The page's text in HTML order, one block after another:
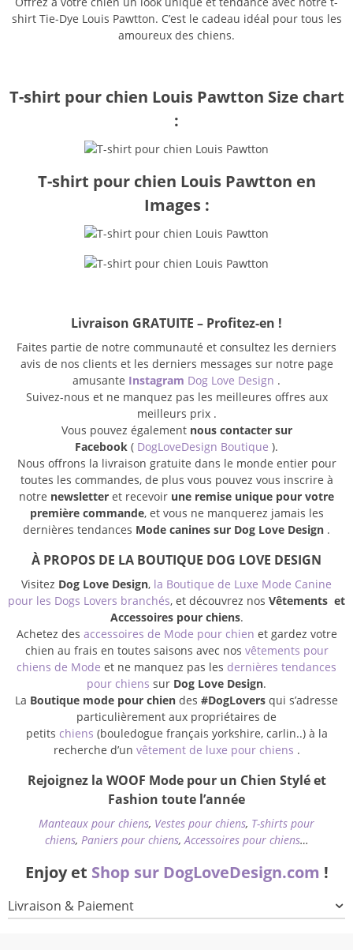
shirt Tie-Dye Louis Pawtton. C’est le cadeau idéal pour tous les
amoureux des chiens.
T-shirt pour chien Louis Pawtton Size chart
:
T-shirt pour chien Louis Pawtton en
Images :
Livraison GRATUITE – Profitez-en !
Faites partie de notre communauté et consultez les derniers
avis de nos clients et les derniers messages sur notre page
amusante Instagram Dog Love Design .
Suivez-nous et ne manquez pas les meilleures offres aux
meilleurs prix .
Vous pouvez également nous contacter sur
Facebook ( DogLoveDesign Boutique ).
Nous offrons la livraison gratuite dans le monde entier pour
toutes les commandes, de plus vous pouvez vous inscrire à
notre newsletter et recevoir une remise unique pour votre
première commande, et vous ne manquerez jamais les
dernières tendances Mode canines sur Dog Love Design .
À PROPOS DE LA BOUTIQUE DOG LOVE DESIGN
Visitez Dog Love Design, la Boutique de Luxe Mode Canine
pour les Dogs Lovers branchés, et découvrez nos Vêtements et
Accessoires pour chiens.
Achetez des accessoires de Mode pour chien et gardez votre
chien au frais en toutes saisons avec nos vêtements pour
chiens de Mode et ne manquez pas les dernières tendances
pour chiens sur Dog Love Design.
La Boutique mode pour chien des #DogLovers qui s’adresse
particulièrement aux propriétaires de
petits chiens (bouledogue français yorkshire, carlin..) à la
recherche d’un vêtement de luxe pour chiens .
Rejoignez la WOOF Mode pour un Chien Stylé et
Fashion toute l’année
Manteaux pour chiens, Vestes pour chiens, T-shirts pour
chiens, Paniers pour chiens,Accessoires pour chiens…
Enjoy et Shop sur DogLoveDesign.com !
Livraison & Paiement